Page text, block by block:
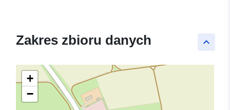
keyboard_arrow_up
Zakres zbioru danych
+
−